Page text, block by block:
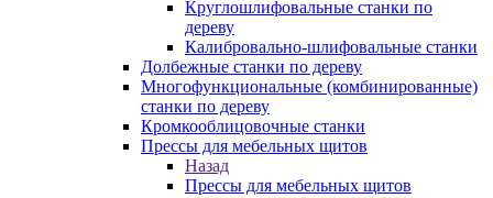
Круглошлифовальные станки по
дереву
Калибровально-шлифовальные станки
Долбежные станки по дереву
Многофункциональные (комбинированные)
станки по дереву
Кромкооблицовочные станки
Прессы для мебельных щитов
Назад
Прессы для мебельных щитов